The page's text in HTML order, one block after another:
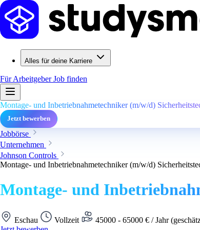
Alles für deine Karriere
Für ArbeitgeberJob finden
Montage- und Inbetriebnahmetechniker (m/w/d)
Jetzt bewerben
Jobbörse
Unternehmen
Johnson Controls
Montage- und Inbetriebnahmetechniker (m/w/d)
Montage- und
Eschau Vollzeit 45000 - 65000 € / Jahr